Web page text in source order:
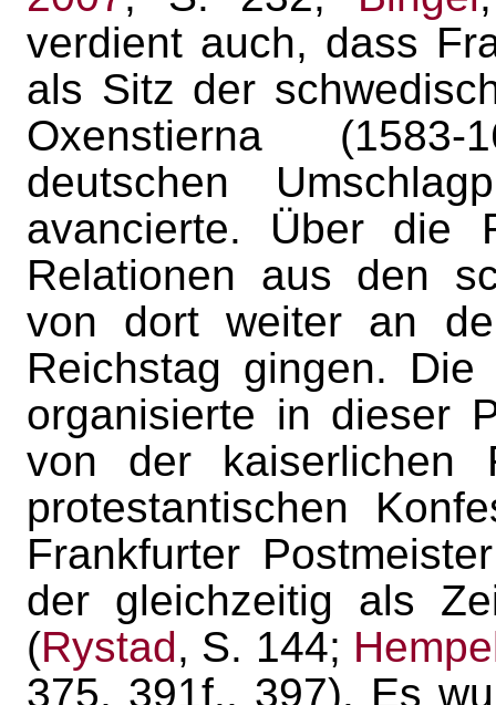
verdient auch, dass
als Sitz der
Oxenstierna
deutschen
avancierte. Über die
Relationen aus den
von dort weiter an
Reichstag gingen.
organisierte in dieser
von der kaiserlichen
protestantischen
Frankfurter
der gleichzeitig als
(Rystad, S. 144;
375, 391f., 397). Es